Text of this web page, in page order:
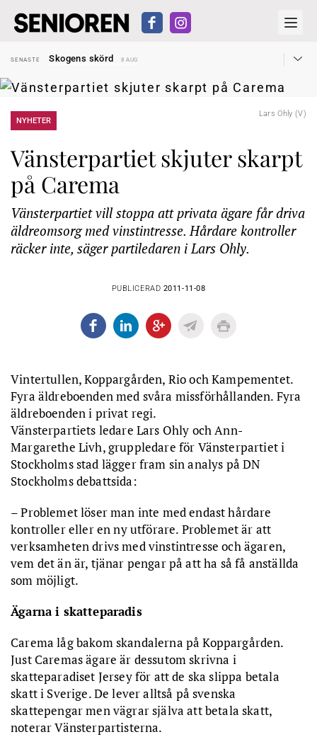
SENASTE
Skogens skörd
8 AUG
SENASTE
Reform för äldre kan bli slag i luften
31 JUL
Kravet: Nu måste 65-årsgränsen bort
SENASTE
Snart kan telefonförsäljning förbjudas i Sverige
SENASTE
Hyror rusar ifrån äldres bostadstillägg
Lars Ohly (V)
NYHETER
Vänsterpartiet skjuter skarpt
på Carema
Vänsterpartiet vill stoppa att privata ägare får driva
äldreomsorg med vinstintresse. Hårdare kontroller
räcker inte, säger partiledaren i Lars Ohly.
PUBLICERAD 2011-11-08
Vintertullen, Koppargården, Rio och Kampementet.
Fyra äldreboenden med svåra missförhållanden. Fyra
äldreboenden i privat regi.
Vänsterpartiets ledare Lars Ohly och Ann-
Margarethe Livh, gruppledare för Vänsterpartiet i
Stockholms stad lägger fram sin analys på DN
Stockholms debattsida:
– Problemet löser man inte med endast hårdare
kontroller eller en ny utförare. Problemet är att
verksamheten drivs med vinstintresse och ägaren,
vem det än är, tjänar pengar på att ha så få anställda
som möjligt.
Ägarna i skatteparadis
Carema låg bakom skandalerna på Koppargården.
Just Caremas ägare är dessutom skrivna i
skatteparadiset Jersey för att de ska slippa betala
skatt i Sverige. De lever alltså på svenska
skattepengar men vägrar själva att betala skatt,
noterar Vänsterpartisterna.